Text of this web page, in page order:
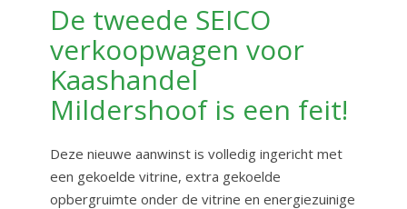
De tweede SEICO
verkoopwagen voor
Kaashandel
Mildershoof is een feit!
Deze nieuwe aanwinst is volledig ingericht met
een gekoelde vitrine, extra gekoelde
opbergruimte onder de vitrine en energiezuinige